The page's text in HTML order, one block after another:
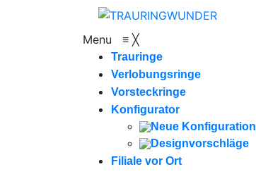
Menu ≡ ╳
Trauringe
Verlobungsringe
Vorsteckringe
Konfigurator
Neue Konfiguration
Designvorschläge
Filiale vor Ort